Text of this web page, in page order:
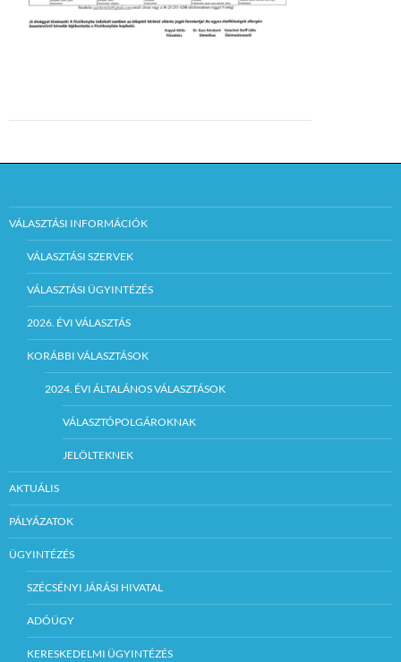
VÁLASZTÁSI INFORMÁCIÓK
VÁLASZTÁSI SZERVEK
VÁLASZTÁSI ÜGYINTÉZÉS
2026. ÉVI VÁLASZTÁS
KORÁBBI VÁLASZTÁSOK
2024. ÉVI ÁLTALÁNOS VÁLASZTÁSOK
VÁLASZTÓPOLGÁROKNAK
JELÖLTEKNEK
AKTUÁLIS
PÁLYÁZATOK
ÜGYINTÉZÉS
SZÉCSÉNYI JÁRÁSI HIVATAL
ADÓÜGY
KERESKEDELMI ÜGYINTÉZÉS